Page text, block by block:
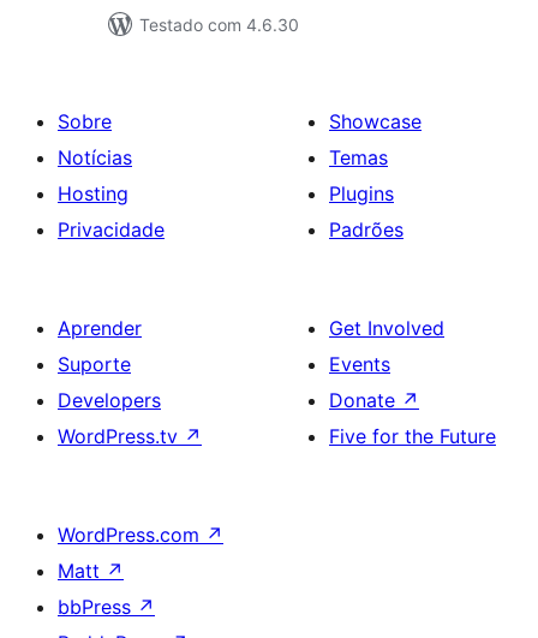
Testado com 4.6.30
Sobre
Notícias
Hosting
Privacidade
Showcase
Temas
Plugins
Padrões
Aprender
Suporte
Developers
WordPress.tv ↗
Get Involved
Events
Donate ↗
Five for the Future
WordPress.com ↗
Matt ↗
bbPress ↗